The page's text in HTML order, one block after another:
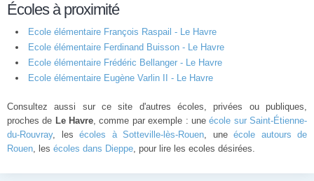
Écoles à proximité
Ecole élémentaire François Raspail - Le Havre
Ecole élémentaire Ferdinand Buisson - Le Havre
Ecole élémentaire Frédéric Bellanger - Le Havre
Ecole élémentaire Eugène Varlin II - Le Havre
Consultez aussi sur ce site d'autres écoles, privées ou publiques,
proches de Le Havre, comme par exemple : uneécole sur Saint-Étienne-
du-Rouvray, les écoles à Sotteville-lès-Rouen, une école autours de
Rouen, les écoles dans Dieppe, pour lire les ecoles désirées.